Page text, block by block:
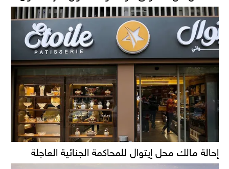
إحالة مالك محل إيتوال للمحاكمة الجنائية العاجلة